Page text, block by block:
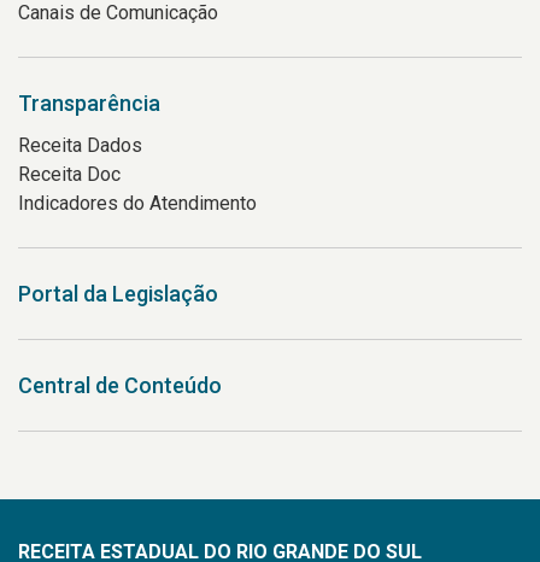
Canais de Comunicação
Transparência
Receita Dados
Receita Doc
Indicadores do Atendimento
Portal da Legislação
Central de Conteúdo
RECEITA ESTADUAL DO RIO GRANDE DO SUL